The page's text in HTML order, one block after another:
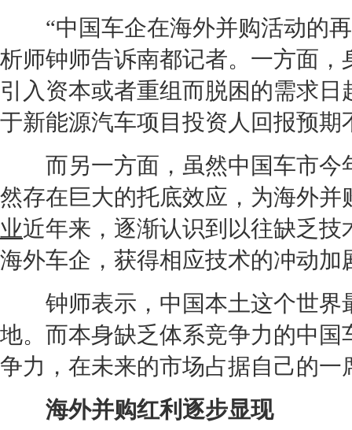
“中国车企在海外并购活动的再
析师钟师告诉南都记者。一方面
引入资本或者重组而脱困的需求
于新能源汽车项目投资人回报预
而另一方面，虽然中国车市今
然存在巨大的托底效应，为海外
业近年来，逐渐认识到以往缺乏
海外车企，获得相应技术的冲动加
钟师表示，中国本土这个世界
地。而本身缺乏体系竞争力的中
争力，在未来的市场占据自己的
海外并购红利逐步显现